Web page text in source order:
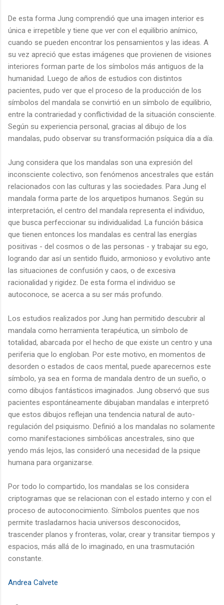
De esta forma Jung comprendió que una imagen interior es
única e irrepetible y tiene que ver con el equilibrio anímico,
cuando se pueden encontrar los pensamientos y las ideas. A
su vez apreció que estas imágenes que provienen de visiones
interiores forman parte de los símbolos más antiguos de la
humanidad. Luego de años de estudios con distintos
pacientes, pudo ver que el proceso de la producción de los
símbolos del mandala se convirtió en un símbolo de equilibrio,
entre la contrariedad y conflictividad de la situación consciente.
Según su experiencia personal, gracias al dibujo de los
mandalas, pudo observar su transformación psíquica día a día.
Jung considera que los mandalas son una expresión del
inconsciente colectivo, son fenómenos ancestrales que están
relacionados con las culturas y las sociedades. Para Jung el
mandala forma parte de los arquetipos humanos. Según su
interpretación, el centro del mandala representa el individuo,
que busca perfeccionar su individualidad. La función básica
que tienen entonces los mandalas es central las energías
positivas - del cosmos o de las personas - y trabajar su ego,
logrando dar así un sentido fluido, armonioso y evolutivo ante
las situaciones de confusión y caos, o de excesiva
racionalidad y rigidez. De esta forma el individuo se
autoconoce, se acerca a su ser más profundo.
Los estudios realizados por Jung han permitido descubrir al
mandala como herramienta terapéutica, un símbolo de
totalidad, abarcada por el hecho de que existe un centro y una
periferia que lo engloban. Por este motivo, en momentos de
desorden o estados de caos mental, puede aparecernos este
símbolo, ya sea en forma de mandala dentro de un sueño, o
como dibujos fantásticos imaginados. Jung observó que sus
pacientes espontáneamente dibujaban mandalas e interpretó
que estos dibujos reflejan una tendencia natural de auto-
regulación del psiquismo. Definió a los mandalas no solamente
como manifestaciones simbólicas ancestrales, sino que
yendo más lejos, las consideró una necesidad de la psique
humana para organizarse.
Por todo lo compartido, los mandalas se los considera
criptogramas que se relacionan con el estado interno y con el
proceso de autoconocimiento. Símbolos puentes que nos
permite trasladarnos hacia universos desconocidos,
trascender planos y fronteras, volar, crear y transitar tiempos y
espacios, más allá de lo imaginado, en una trasmutación
constante.
Andrea Calvete